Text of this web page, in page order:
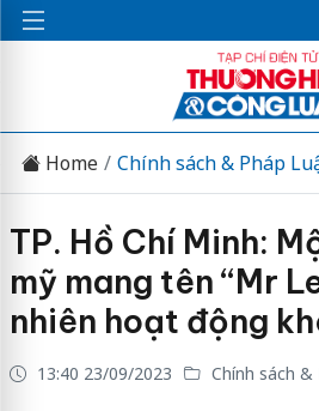
Home Chính sách & Pháp
TP. Hồ Chí Minh:
mỹ mang tên “Mr
nhiên hoạt động
13:40 23/09/2023 Chính sách